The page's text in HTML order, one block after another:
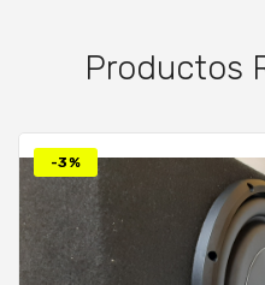
Productos
-3%